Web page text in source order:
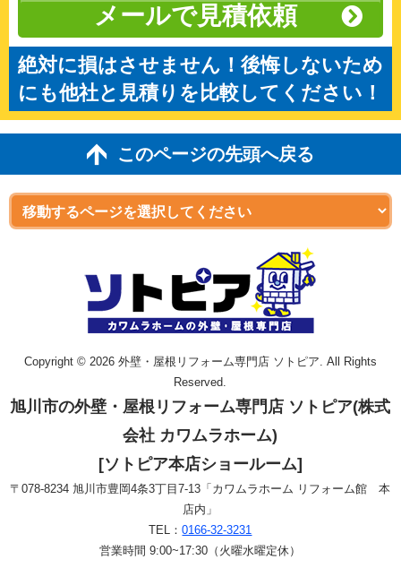
メールで見積依頼
絶対に損はさせません！後悔しないため
にも他社と見積りを比較してください！
このページの先頭へ戻る
Copyright © 2026 外壁・屋根リフォーム専門店 ソトピア. All Rights
Reserved.
旭川市の外壁・屋根リフォーム専門店 ソトピア(株式
会社 カワムラホーム)
[ソトピア本店ショールーム]
〒078-8234 旭川市豊岡4条3丁目7-13「カワムラホーム リフォーム館 本
店内」
TEL：0166-32-3231
営業時間 9:00~17:30（火曜水曜定休）